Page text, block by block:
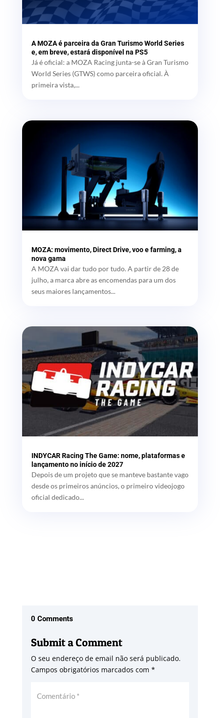
A MOZA é parceira da Gran Turismo World Series
e, em breve, estará disponível na PS5
Já é oficial: a MOZA Racing junta-se à Gran Turismo
World Series (GTWS) como parceira oficial. À
primeira vista,...
MOZA: movimento, Direct Drive, voo e farming, a
nova gama
A MOZA vai dar tudo por tudo. A partir de 28 de
julho, a marca abre as encomendas para um dos
seus maiores lançamentos...
INDYCAR Racing The Game: nome, plataformas e
lançamento no início de 2027
Depois de um projeto que se manteve bastante vago
desde os primeiros anúncios, o primeiro videojogo
oficial dedicado...
0 Comments
Submit a Comment
O seu endereço de email não será publicado.
Campos obrigatórios marcados com *